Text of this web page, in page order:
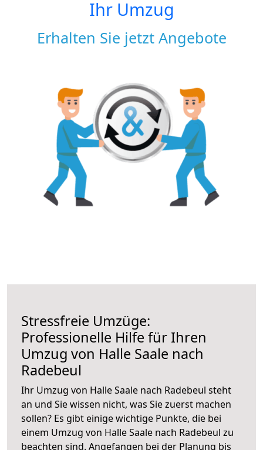
Ihr Umzug
Erhalten Sie jetzt Angebote
Stressfreie Umzüge:
Professionelle Hilfe für Ihren
Umzug von Halle Saale nach
Radebeul
Ihr Umzug von Halle Saale nach Radebeul steht
an und Sie wissen nicht, was Sie zuerst machen
sollen? Es gibt einige wichtige Punkte, die bei
einem Umzug von Halle Saale nach Radebeul zu
beachten sind. Angefangen bei der Planung bis